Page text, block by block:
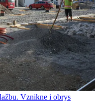
Vznikne i obrys